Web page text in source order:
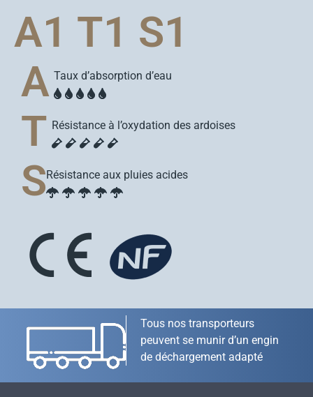
A1 T1 S1
A Taux d’absorption d’eau
T Résistance à l’oxydation des ardoises
SRésistance aux pluies acides
Tous nos transporteurs
peuvent se munir d’un engin
de déchargement adapté